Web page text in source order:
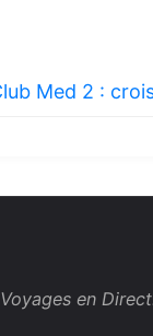
Med 2 :
en